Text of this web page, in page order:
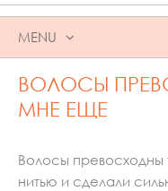
MENU
SKIP
TO
CONTENT
ВОЛОСЫ
МНЕ ЕЩЕ
Волосы
нитью и сделали